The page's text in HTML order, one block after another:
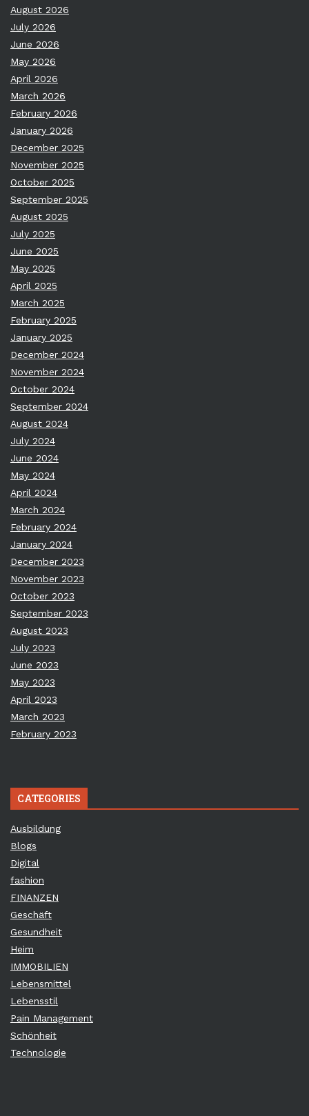
August 2026
July 2026
June 2026
May 2026
April 2026
March 2026
February 2026
January 2026
December 2025
November 2025
October 2025
September 2025
August 2025
July 2025
June 2025
May 2025
April 2025
March 2025
February 2025
January 2025
December 2024
November 2024
October 2024
September 2024
August 2024
July 2024
June 2024
May 2024
April 2024
March 2024
February 2024
January 2024
December 2023
November 2023
October 2023
September 2023
August 2023
July 2023
June 2023
May 2023
April 2023
March 2023
February 2023
CATEGORIES
Ausbildung
Blogs
Digital
fashion
FINANZEN
Geschäft
Gesundheit
Heim
IMMOBILIEN
Lebensmittel
Lebensstil
Pain Management
Schönheit
Technologie